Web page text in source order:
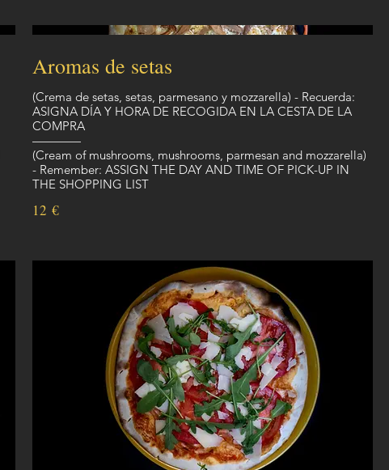
Aromas de setas
(Crema de setas, setas, parmesano y mozzarella) - Recuerda:
ASIGNA DÍA Y HORA DE RECOGIDA EN LA CESTA DE LA
COMPRA
————
(Cream of mushrooms, mushrooms, parmesan and mozzarella)
- Remember: ASSIGN THE DAY AND TIME OF PICK-UP IN
THE SHOPPING LIST
12 €